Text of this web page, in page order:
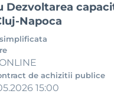
Napoca
ONLINE
de achizitii publice
15:00